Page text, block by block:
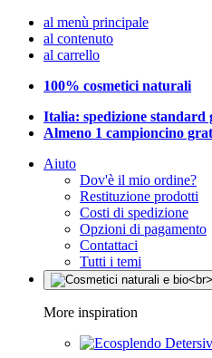
al menù principale
al contenuto
al carrello
100% cosmetici naturali
Italia: spedizione standard
Almeno 1 campioncino
Aiuto
Dov'è il mio ordine?
Restituzione prodotti
Costi di spedizione
Opzioni di pagamento
Contattaci
Tutti i temi
More inspiration